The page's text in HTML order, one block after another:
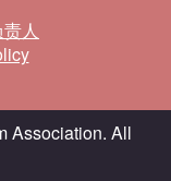
人
Association. All